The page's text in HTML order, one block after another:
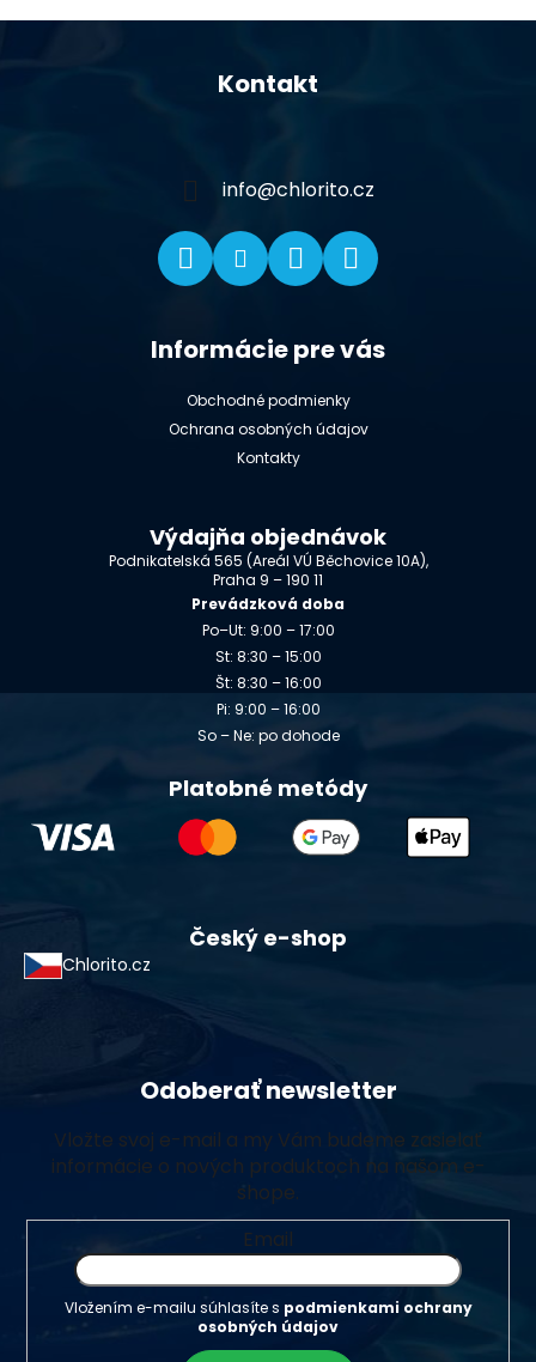
Kontakt
info@chlorito.cz
Informácie pre vás
Obchodné podmienky
Ochrana osobných údajov
Kontakty
Výdajňa objednávok
Podnikatelská 565 (Areál VÚ Běchovice 10A),
Praha 9 – 190 11
Prevádzková doba
Po–Ut: 9:00 – 17:00
St: 8:30 – 15:00
Št: 8:30 – 16:00
Pi: 9:00 – 16:00
So – Ne: po dohode
Platobné metódy
Český e-shop
Chlorito.cz
Odoberať newsletter
Vložte svoj e-mail a my Vám budeme zasielať
informácie o nových produktoch na našom e-
shope.
Email
Vložením e-mailu súhlasíte s podmienkami ochrany
osobných údajov